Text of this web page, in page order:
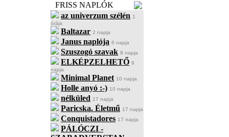
FRISS NAPLÓK
az univerzum szélén 1
órája
Baltazar 2 napja
Janus naplója 6 napja
Szuszogó szavak 8 napja
ELKÉPZELHETŐ 9
napja
Minimal Planet 10 napja
Holle anyó :-) 10 napja
nélküled 17 napja
Paricska. Életmű 17 napja
Conquistadores 17 napja
PÁLÓCZI -